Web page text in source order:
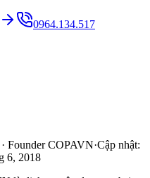
0964.134.517
· Founder COPAVN·Cập nhật:
6, 2018